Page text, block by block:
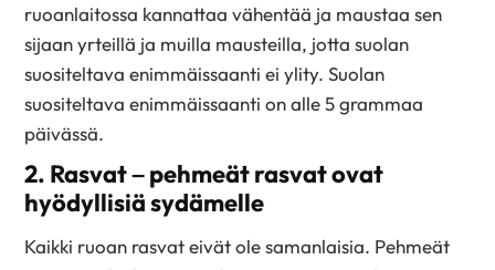
ruoanlaitossa kannattaa vähentää ja maustaa sen
sijaan yrteillä ja muilla mausteilla, jotta suolan
suositeltava enimmäissaanti ei ylity. Suolan
suositeltava enimmäissaanti on alle 5 grammaa
päivässä.
2. Rasvat – pehmeät rasvat ovat
hyödyllisiä sydämelle
Kaikki ruoan rasvat eivät ole samanlaisia. Pehmeät